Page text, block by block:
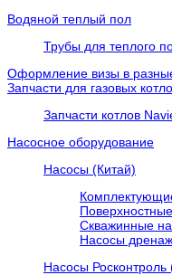
Водяной теплый пол
Трубы для теплого
Оформление визы в
Запчасти для газовых
Запчасти котлов
Насосное оборудование
Насосы (Китай)
Скважинные
Насосы
Насосы